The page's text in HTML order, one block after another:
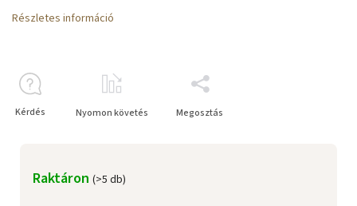
Raktáron (>5 db)
Részletes információ
Kérdés Nyomon követés Megosztás